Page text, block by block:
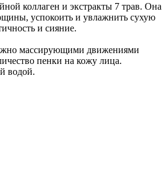
коллаген и экстракты 7 трав. Она
успокоить и увлажнить сухую
и сияние.
массирующими движениями
пенки на кожу лица.
водой.